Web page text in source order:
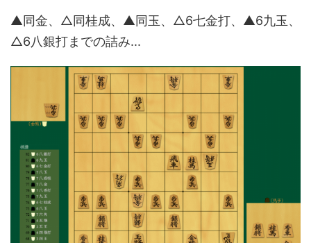
▲同金、△同桂成、▲同玉、△6七金打、▲6九玉、
△6八銀打までの詰み...